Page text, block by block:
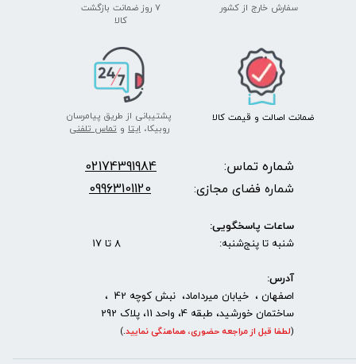
پشتیبانی از طریق پیامرسان
روبیکا،ایتا وتماس تلفنی
سفارش خارج از کشور
۷ روز ضمانت بازگشت
​​​​​​​کالا
ضمانت اصالت و قیمت​​​​​​​ کالا ​​​​​​​
شماره تماس: 02174391984
شماره فضای مجازی: 09963101120
ساعات پاسخگویی:
شنبه تا پنج‌شنبه: 8 تا 17
آدرس:
اصفهان ، خیابان میرداماد، نبش کوچه 42 ،
ساختمان خورشید، طبقه 4، واحد 11، پلاک 292
(لطفا قبل از مراجعه حضوری، هماهنگی نمایید.
)